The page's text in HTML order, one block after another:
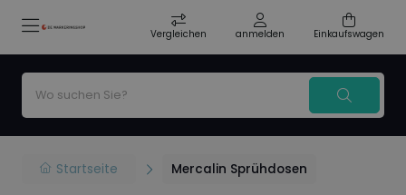
Vergleichen anmelden Einkaufswagen
Startseite Mercalin Sprühdosen